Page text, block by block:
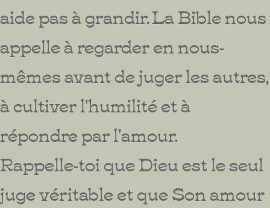
aide pas à grandir. La Bible nous
appelle à regarder en nous-
mêmes avant de juger les autres,
à cultiver l'humilité et à
répondre par l'amour.
Rappelle-toi que Dieu est le seul
juge véritable et que Son amour